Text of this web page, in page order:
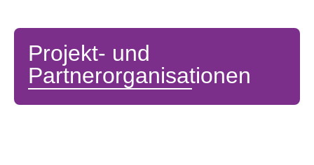
Projekt- und
Partnerorganisationen